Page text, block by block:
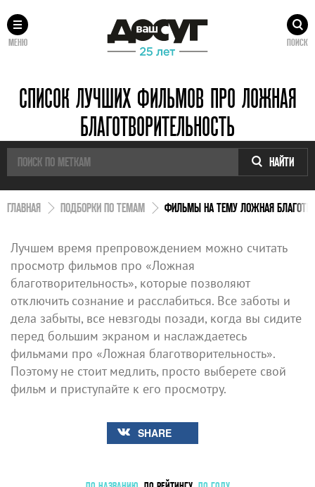
МЕНЮ ПОИСК
СПИСОК ЛУЧШИХ ФИЛЬМОВ ПРО ЛОЖНАЯ
БЛАГОТВОРИТЕЛЬНОСТЬ
НАЙТИ
ГЛАВНАЯ ПОДБОРКИ ПО ТЕМАМ ФИЛЬМЫ НА ТЕМУ ЛОЖНАЯ
Лучшем время препровождением можно считать
просмотр фильмов про «Ложная
благотворительность», которые позволяют
отключить сознание и расслабиться. Все заботы и
дела забыты, все невзгоды позади, когда вы сидите
перед большим экраном и наслаждаетесь
фильмами про «Ложная благотворительность».
Поэтому не стоит медлить, просто выберете свой
фильм и приступайте к его просмотру.
SHARE